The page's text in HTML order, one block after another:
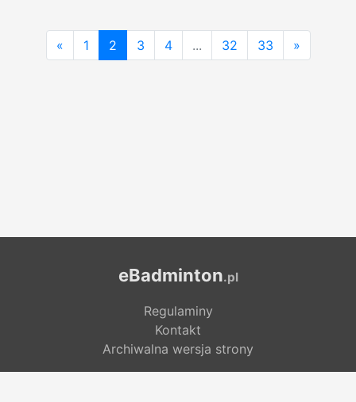
« 1 2 3 4 ... 32 33 »
eBadminton.pl
Regulaminy
Kontakt
Archiwalna wersja strony